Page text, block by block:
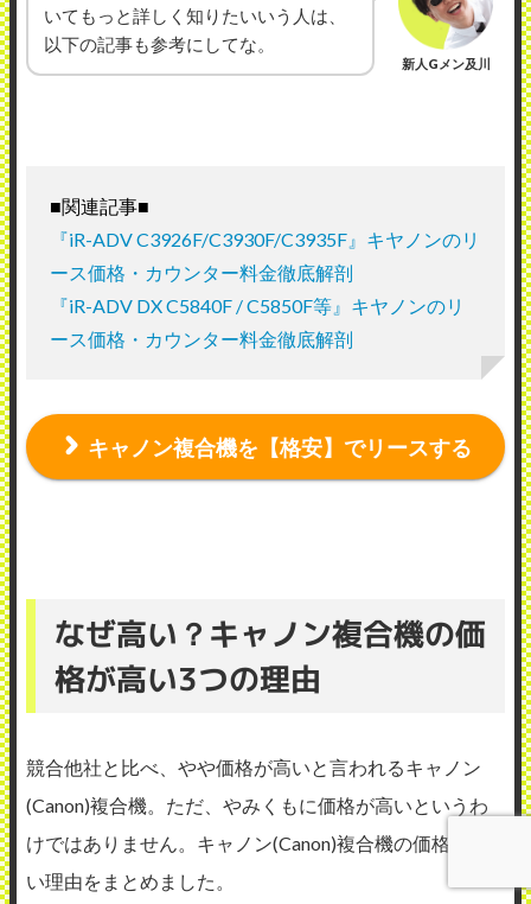
いてもっと詳しく知りたいいう人は、
以下の記事も参考にしてな。
新人Gメン及川
■関連記事■
『iR-ADV C3926F/C3930F/C3935F』キヤノンのリ
ース価格・カウンター料金徹底解剖
『iR-ADV DX C5840F / C5850F等』キヤノンのリ
ース価格・カウンター料金徹底解剖
キャノン複合機を【格安】でリースする
なぜ高い？キャノン複合機の価
格が高い3つの理由
競合他社と比べ、やや価格が高いと言われるキャノン
(Canon)複合機。ただ、やみくもに価格が高いというわ
けではありません。キャノン(Canon)複合機の価格が高
い理由をまとめました。